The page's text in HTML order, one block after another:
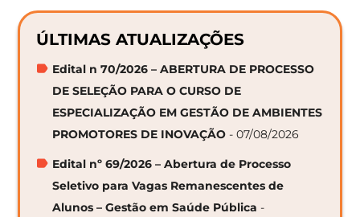
ÚLTIMAS ATUALIZAÇÕES
Edital n 70/2026 – ABERTURA DE PROCESSO
DE SELEÇÃO PARA O CURSO DE
ESPECIALIZAÇÃO EM GESTÃO DE AMBIENTES
PROMOTORES DE INOVAÇÃO - 07/08/2026
Edital nº 69/2026 – Abertura de Processo
Seletivo para Vagas Remanescentes de
Alunos – Gestão em Saúde Pública -